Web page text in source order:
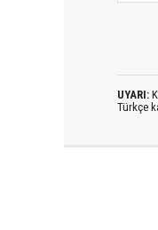
UYARI:
Türkçe